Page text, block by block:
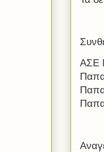
ΑΣΕ